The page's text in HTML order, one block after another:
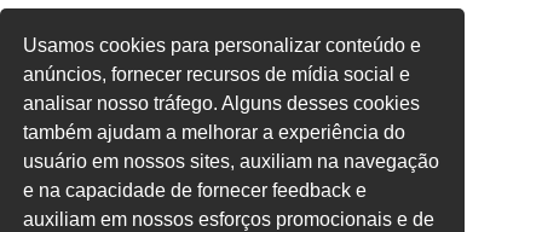
Usamos cookies para personalizar conteúdo e
anúncios, fornecer recursos de mídia social e
analisar nosso tráfego. Alguns desses cookies
também ajudam a melhorar a experiência do
usuário em nossos sites, auxiliam na navegação
e na capacidade de fornecer feedback e
auxiliam em nossos esforços promocionais e de